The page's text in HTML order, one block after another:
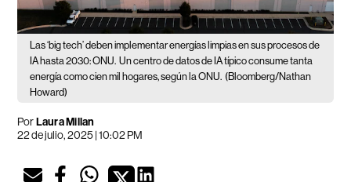
Las ‘big tech’ deben implementar energías limpias en sus procesos de
IA hasta 2030: ONU. Un centro de datos de IA típico consume tanta
energía como cien mil hogares, según la ONU. (Bloomberg/Nathan
Howard)
PorLaura Millan
22 de julio, 2025 | 10:02 PM